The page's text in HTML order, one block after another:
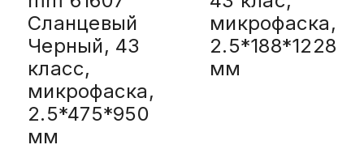
Сланцевый
Черный, 43
класс,
микрофаска,
2.5*475*950
мм
микрофаска,
2.5*188*1228
мм